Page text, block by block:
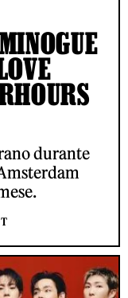
durante